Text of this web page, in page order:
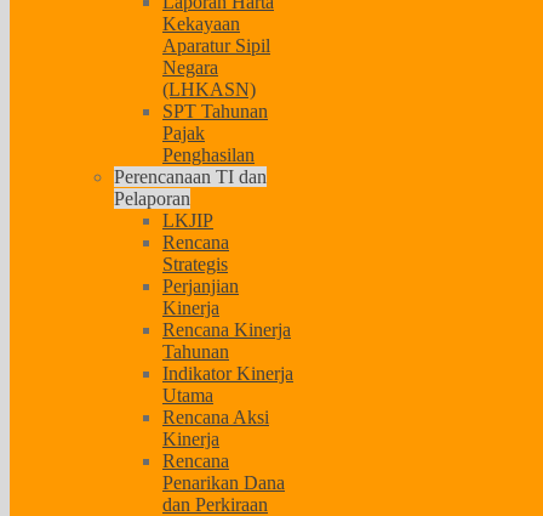
Kekayaan
Aparatur Sipil
Negara
(LHKASN)
SPT Tahunan
Pajak
Penghasilan
Perencanaan TI dan
Pelaporan
LKJIP
Rencana
Strategis
Perjanjian
Kinerja
Rencana Kinerja
Tahunan
Indikator Kinerja
Utama
Rencana Aksi
Kinerja
Rencana
Penarikan Dana
dan Perkiraan